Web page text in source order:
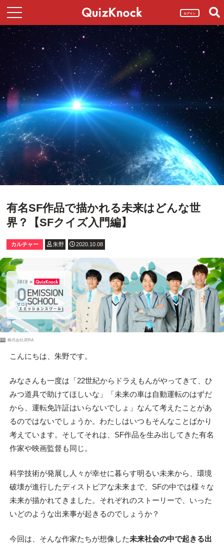
ログイン
有名SF作品で描かれる未来はどんな世
界？【SFクイズ入門編】
カルチャー 朱野 2020.10.08
PR 株式会社JERA
こんにちは、朱野です。
みなさんも一度は「22世紀からドラえもんがやってきて、ひ
みつ道具で助けてほしいな」「未来の車は自動運転のはずだ
から、運転免許証はいらないでしょ」なんて考えたことがあ
るのではないでしょうか。わたしはいつもそんなことばかり
考えています。そしてそれは、SF作品を生み出してきた有名
作家や映画監督も同じ。
科学技術が発展し人々が幸せに暮らす明るい未来から、環境
破壊が進行したディストピアな未来まで、SFの中では様々な
未来が描かれてきました。それぞれのストーリーで、いった
いどのような出来事が起きるのでしょうか？
今回は、そんな作家たちが想像した未来社会の中で起きる出